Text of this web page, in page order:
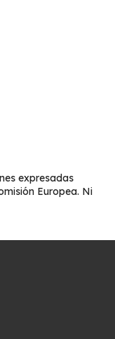
expresadas
Europea. Ni